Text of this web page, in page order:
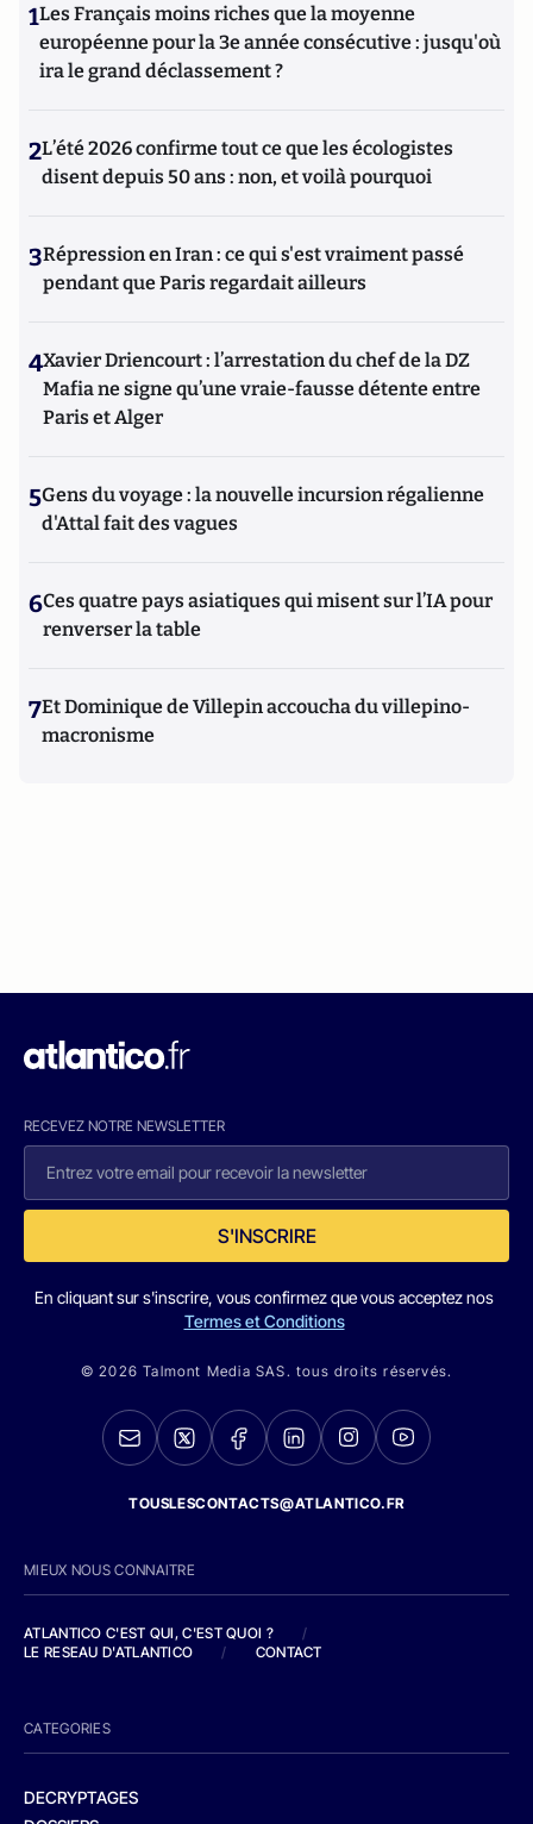
1Les Français moins riches que la moyenne
européenne pour la 3e année consécutive : jusqu'où
ira le grand déclassement ?
2L’été 2026 confirme tout ce que les écologistes
disent depuis 50 ans : non, et voilà pourquoi
3Répression en Iran : ce qui s'est vraiment passé
pendant que Paris regardait ailleurs
4Xavier Driencourt : l’arrestation du chef de la DZ
Mafia ne signe qu’une vraie-fausse détente entre
Paris et Alger
5Gens du voyage : la nouvelle incursion régalienne
d'Attal fait des vagues
6Ces quatre pays asiatiques qui misent sur l’IA pour
renverser la table
7Et Dominique de Villepin accoucha du villepino-
macronisme
RECEVEZ NOTRE NEWSLETTER
S'INSCRIRE
En cliquant sur s'inscrire, vous confirmez que vous acceptez nos
Termes et Conditions
© 2026 Talmont Media SAS. tous droits réservés.
TOUSLESCONTACTS@ATLANTICO.FR
MIEUX NOUS CONNAITRE
ATLANTICO C'EST QUI, C'EST QUOI ?
/
LE RESEAU D'ATLANTICO
/ CONTACT
CATEGORIES
DECRYPTAGES